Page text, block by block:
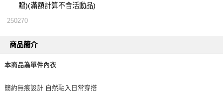
贈)(滿額計算不含活動品)
250270
商品簡介
本商品為單件內衣
簡約無痕設計 自然融入日常穿搭